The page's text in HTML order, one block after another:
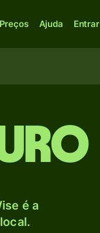
Preços Ajuda Entrar
é a